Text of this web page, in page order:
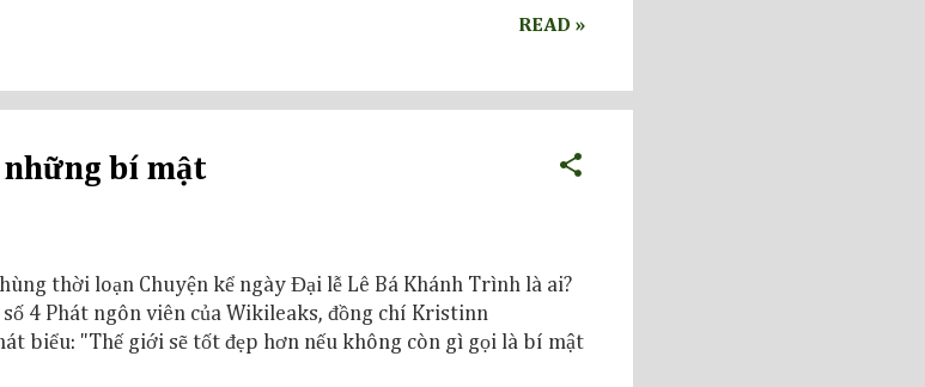
READ »
bí mật
thời loạn Chuyện kể ngày Đại lễ Lê Bá Khánh Trình là ai?
số 4 Phát ngôn viên của Wikileaks, đồng chí Kristinn
biểu: "Thế giới sẽ tốt đẹp hơn nếu không còn gì gọi là bí mật